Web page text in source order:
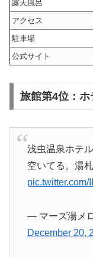
露天風呂
アクセス
駐車場
公式サイト
旅館第4位：
浅虫温泉ホテ
空いてる。湯
pic.twitter.com/
— マーズ湯メ
December 20,